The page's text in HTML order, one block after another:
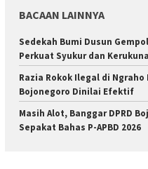
BACAAN LAINNYA
Sedekah Bumi Dusun
Perkuat Syukur dan
Razia Rokok Ilegal di
Bojonegoro Dinilai Efektif
Masih Alot, Banggar DPRD
Sepakat Bahas P-APBD 2026